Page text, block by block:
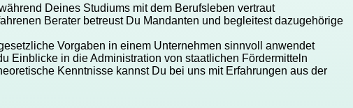
Deines Studiums mit dem Berufsleben vertraut
Berater betreust Du Mandanten und begleitest dazugehörige
Vorgaben in einem Unternehmen sinnvoll anwendet
Einblicke in die Administration von staatlichen Fördermitteln
Kenntnisse kannst Du bei uns mit Erfahrungen aus der